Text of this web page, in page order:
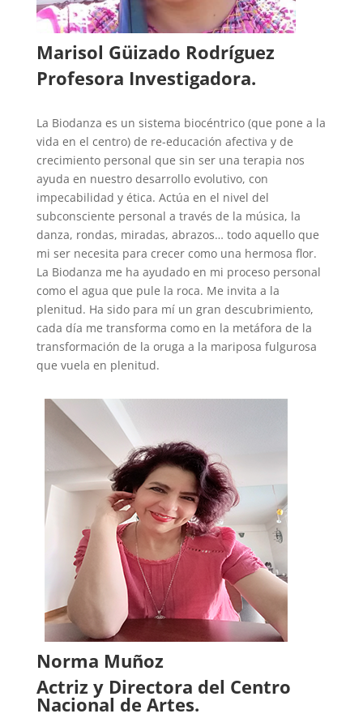
Marisol Güizado Rodríguez
Profesora Investigadora.
La Biodanza es un sistema biocéntrico (que pone a la
vida en el centro) de re-educación afectiva y de
crecimiento personal que sin ser una terapia nos
ayuda en nuestro desarrollo evolutivo, con
impecabilidad y ética. Actúa en el nivel del
subconsciente personal a través de la música, la
danza, rondas, miradas, abrazos… todo aquello que
mi ser necesita para crecer como una hermosa flor.
La Biodanza me ha ayudado en mi proceso personal
como el agua que pule la roca. Me invita a la
plenitud. Ha sido para mí un gran descubrimiento,
cada día me transforma como en la metáfora de la
transformación de la oruga a la mariposa fulgurosa
que vuela en plenitud.
Norma Muñoz
Actriz y Directora del Centro
Nacional de Artes.